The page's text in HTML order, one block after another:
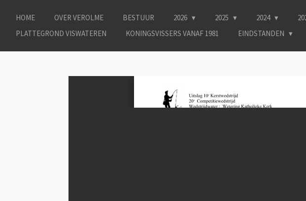
direct
naar
hoofdinhoud
HOME OVER VEROLME BESTUUR 2026 2025 2024
PLATTEGROND VISWATEREN
KONINGSVISSERS VANAF 1981 EINDSTANDEN